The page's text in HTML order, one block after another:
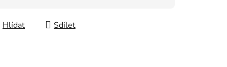
Hlídat Sdílet